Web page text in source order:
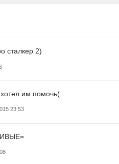
сталкер 2)
им помочь(
23:53